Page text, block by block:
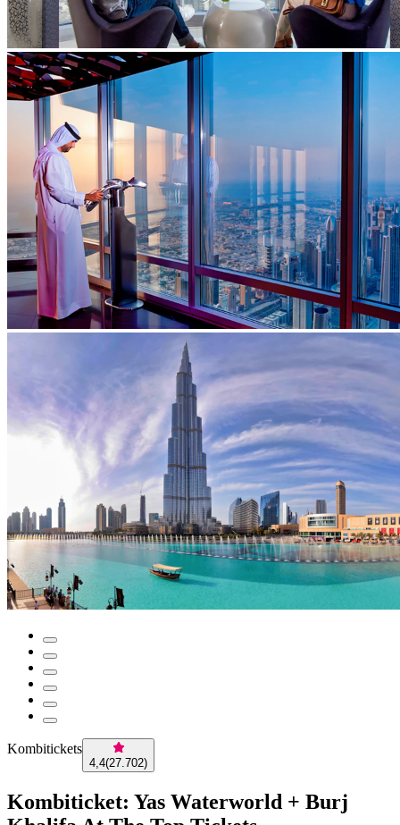
Kombitickets
4,4(27.702)
Kombiticket: Yas Waterworld + Burj